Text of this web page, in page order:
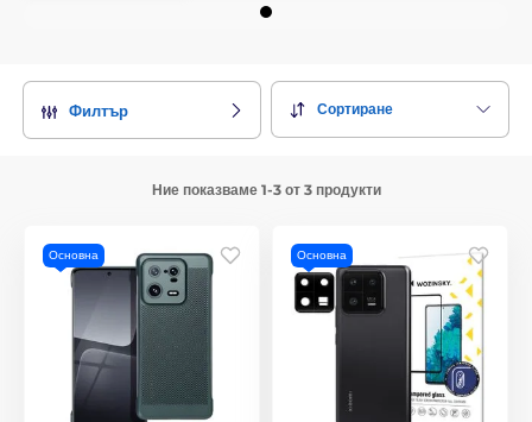
Филтър Сортиране
Ние показваме 1-3 от 3 продукти
Основна Основна